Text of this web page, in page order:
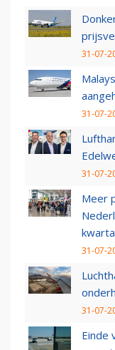
31-07-
31-07-
31-07-
Meer
31-07-
31-07-
Einde